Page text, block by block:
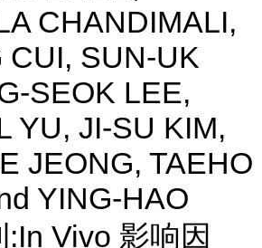
CHANDIMALI,
CUI, SUN-UK
SEOK LEE,
YU, JI-SU KIM,
JEONG, TAEHO
YING-HAO
Vivo 影响因